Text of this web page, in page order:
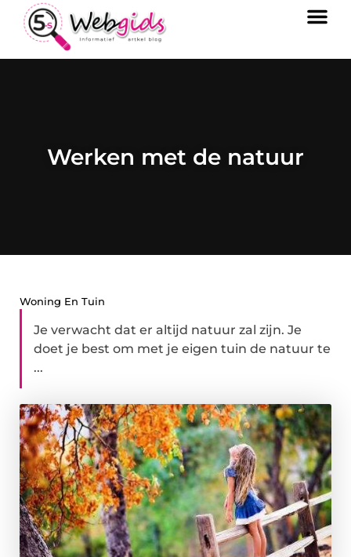
Werken met de natuur
Woning En Tuin
Je verwacht dat er altijd natuur zal zijn. Je
doet je best om met je eigen tuin de natuur te
...